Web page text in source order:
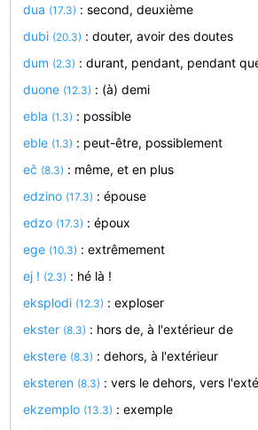
dua (17.3) : second, deuxième
dubi (20.3) : douter, avoir des doutes
dum (2.3) : durant, pendant, pendant
duone (12.3) : (à) demi
ebla (1.3) : possible
eble (1.3) : peut-être, possiblement
eĉ (8.3) : même, et en plus
edzino (17.3) : épouse
edzo (17.3) : époux
ege (10.3) : extrêmement
ej ! (2.3) : hé là !
eksplodi (12.3) : exploser
ekster (8.3) : hors de, à l'extérieur de
ekstere (8.3) : dehors, à l'extérieur
eksteren (8.3) : vers le dehors, vers
ekzemplo (13.3) : exemple